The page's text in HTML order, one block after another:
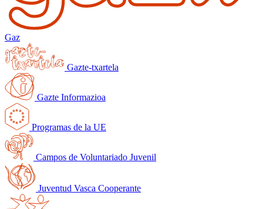
Gaz
Gazte-txartela
Gazte Informazioa
Programas de la UE
Campos de Voluntariado Juvenil
Juventud Vasca Cooperante